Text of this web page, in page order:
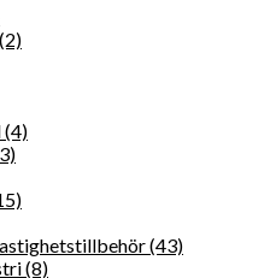
(4)
(43)
(8)